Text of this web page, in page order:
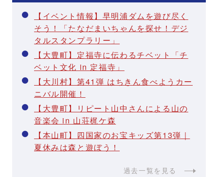
【イベント情報】早明浦ダムを遊び尽く
そう！「たなだまいちゃんを探せ！デジ
タルスタンプラリー」
【大豊町】定福寺に伝わるチベット「チ
ベット文化 in 定福寺」
【大川村】第41弾 はちきん食べようカー
ニバル開催！
【大豊町】リピート山中さんによる山の
音楽会 in 山荘梶ケ森
【本山町】四国家のお宝キッズ第13弾｜
夏休みは森と遊ぼう！
過去一覧を見る